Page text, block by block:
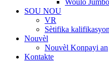
Woulo Jumbo
SOU NOU
VR
Sètifika kalifikasyon
Nouvèl
Nouvèl Konpayi an
Kontakte